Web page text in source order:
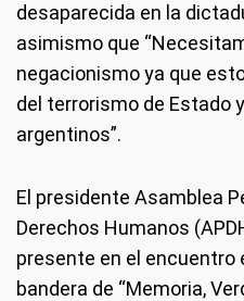
desaparecida en la
asimismo que
negacionismo ya que
del terrorismo de Estado
argentinos”.
El presidente Asamblea
Derechos Humanos
presente en el encuentro
bandera de “Memoria,